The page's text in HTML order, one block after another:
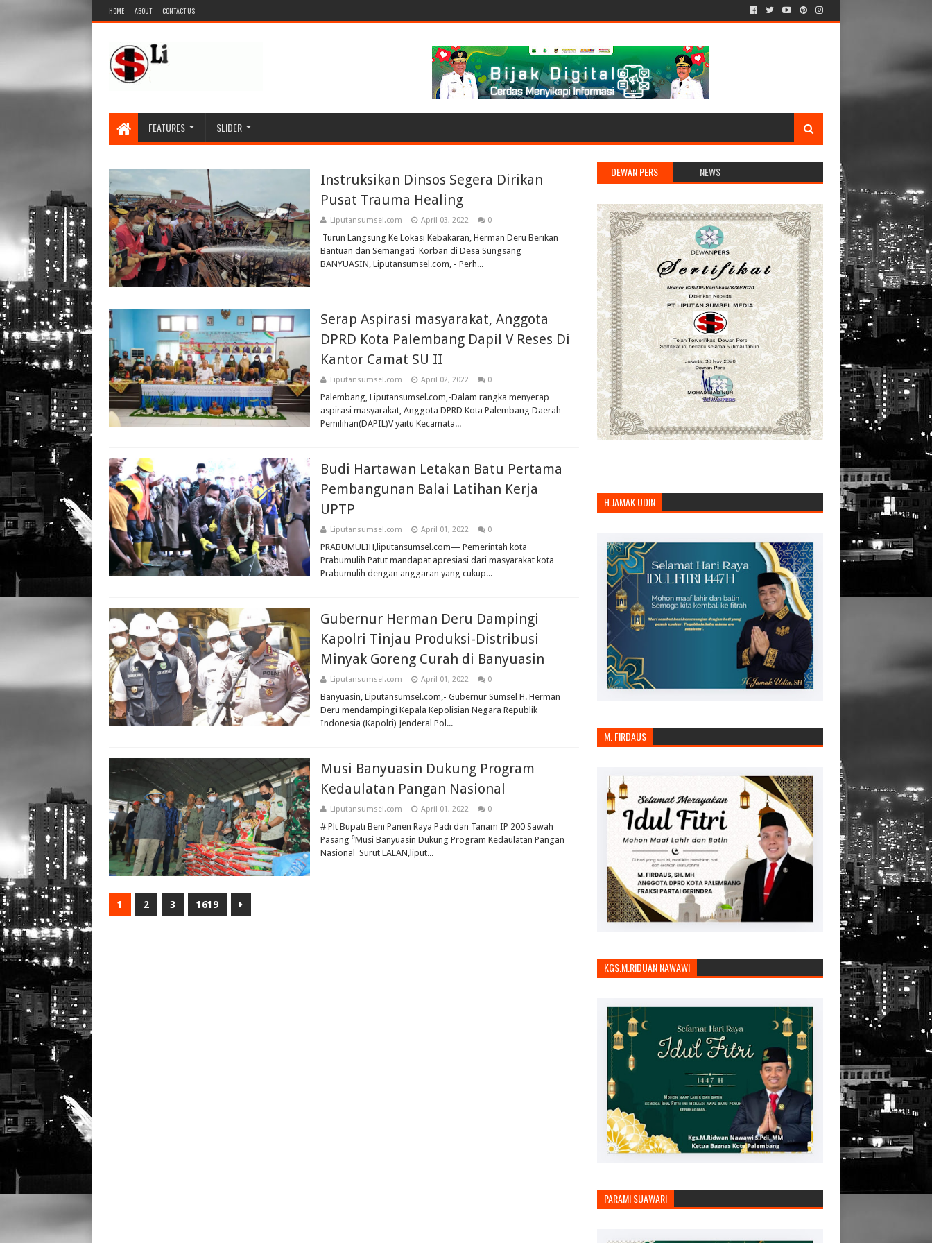
HOME ABOUT CONTACT US
FEATURES SLIDER
Instruksikan Dinsos Segera Dirikan
Pusat Trauma Healing
Liputansumsel.com April 03, 2022 0
Turun Langsung Ke Lokasi Kebakaran, Herman Deru Berikan
Bantuan dan Semangati Korban di Desa Sungsang
BANYUASIN, Liputansumsel.com, - Perh...
Serap Aspirasi masyarakat, Anggota
DPRD Kota Palembang Dapil V Reses Di
Kantor Camat SU II
Liputansumsel.com April 02, 2022 0
Palembang, Liputansumsel.com,-Dalam rangka menyerap
aspirasi masyarakat, Anggota DPRD Kota Palembang Daerah
Pemilihan(DAPIL)V yaitu Kecamata...
Budi Hartawan Letakan Batu Pertama
Pembangunan Balai Latihan Kerja
UPTP
Liputansumsel.com April 01, 2022 0
PRABUMULIH,liputansumsel.com— Pemerintah kota
Prabumulih Patut mandapat apresiasi dari masyarakat kota
Prabumulih dengan anggaran yang cukup...
Gubernur Herman Deru Dampingi
Kapolri Tinjau Produksi-Distribusi
Minyak Goreng Curah di Banyuasin
Liputansumsel.com April 01, 2022 0
Banyuasin, Liputansumsel.com,- Gubernur Sumsel H. Herman
Deru mendampingi Kepala Kepolisian Negara Republik
Indonesia (Kapolri) Jenderal Pol...
Musi Banyuasin Dukung Program
Kedaulatan Pangan Nasional
Liputansumsel.com April 01, 2022 0
# Plt Bupati Beni Panen Raya Padi dan Tanam IP 200 Sawah
Pasang ⁰Musi Banyuasin Dukung Program Kedaulatan Pangan
Nasional Surut LALAN,liput...
1 2 3 1619
DEWAN PERS NEWS
H.JAMAK UDIN
M. FIRDAUS
KGS.M.RIDUAN NAWAWI
PARAMI SUAWARI